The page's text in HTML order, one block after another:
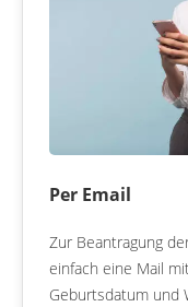
Per Email
Zur Beantragung
einfach eine Mail
Geburtsdatum und